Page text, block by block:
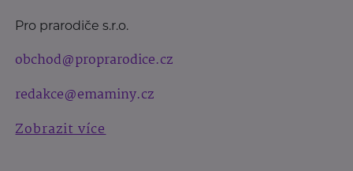
Pro prarodiče s.r.o.
obchod@proprarodice.cz
redakce@emaminy.cz
Zobrazit více